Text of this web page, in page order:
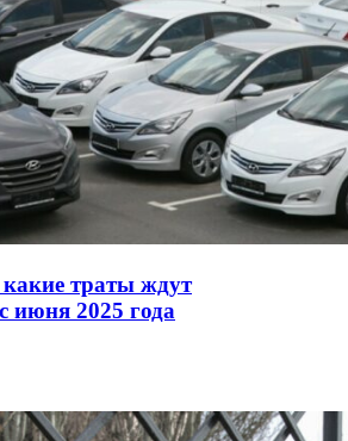
траты ждут
июня 2025 года